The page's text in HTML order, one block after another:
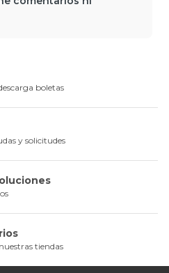
boletas
y solicitudes
tiendas